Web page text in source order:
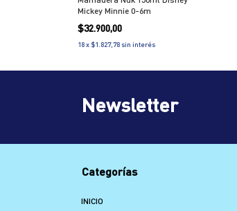
Mickey Minnie 0-6m
$32.900,00
18 x $1.827,78 sin interés
Newsletter
Categorías
INICIO